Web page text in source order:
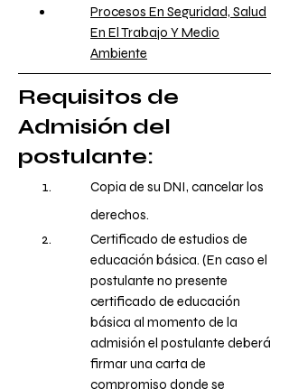
Procesos En Seguridad, Salud
En El Trabajo Y Medio
Ambiente
Requisitos de
Admisión del
postulante:
Copia de su DNI, cancelar los
derechos.
Certificado de estudios de
educación básica. (En caso el
postulante no presente
certificado de educación
básica al momento de la
admisión el postulante deberá
firmar una carta de
compromiso donde se